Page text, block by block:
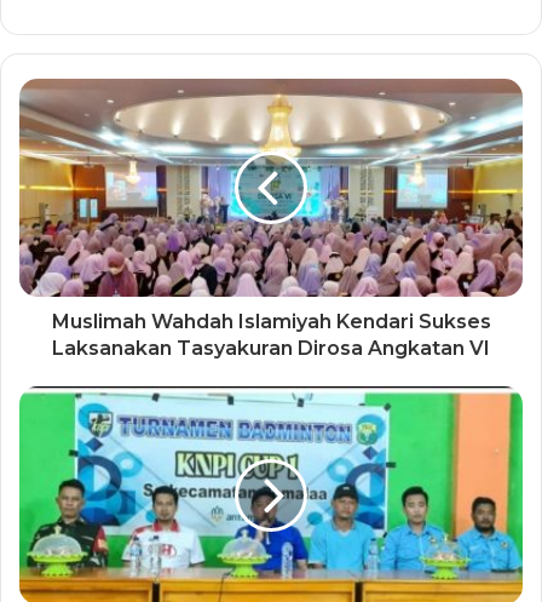
Muslimah Wahdah Islamiyah Kendari Sukses
Laksanakan Tasyakuran Dirosa Angkatan VI